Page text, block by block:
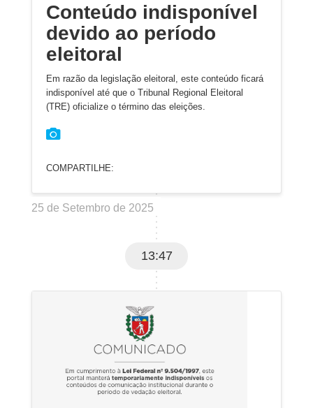
Conteúdo indisponível
devido ao período
eleitoral
Em razão da legislação eleitoral, este conteúdo ficará
indisponível até que o Tribunal Regional Eleitoral
(TRE) oficialize o término das eleições.
COMPARTILHE:
25 de Setembro de 2025
13:47